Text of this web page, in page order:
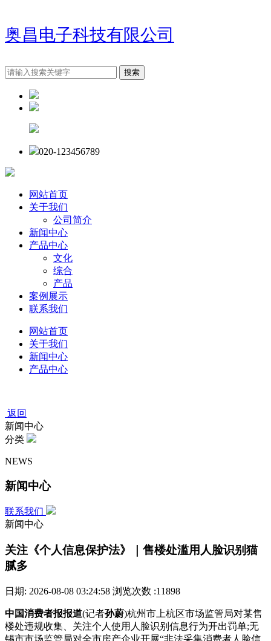
奥昌电子科技有限公司
020-123456789
网站首页
关于我们
公司简介
新闻中心
产品中心
文化
综合
产品
案例展示
联系我们
网站首页
关于我们
新闻中心
产品中心
返回
新闻中心
分类
NEWS
新闻中心
联系我们
新闻中心
关注《个人信息保护法》｜售楼处滥用人脸识别猫
腻多
日期: 2026-08-08 03:24:58 浏览次数 :11898
中国消费者报报道(记者孙蔚)杭州市上杭区市场监管局对某售
楼处违规收集、关注个人使用人脸识别信息行为开出罚单;无
锡市市场监管局对全市房产企业开展“非法采集消费者人脸信